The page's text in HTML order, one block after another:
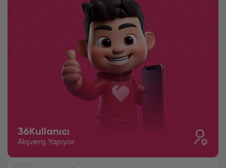
36Kullanıcı
Alışveriş Yapıyor